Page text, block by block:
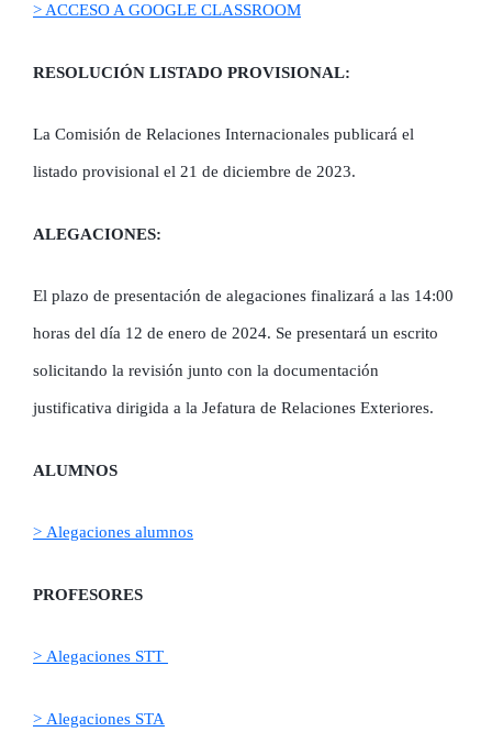
> ACCESO A GOOGLE CLASSROOM
RESOLUCIÓN LISTADO PROVISIONAL:
La Comisión de Relaciones Internacionales publicará el
listado provisional el 21 de diciembre de 2023.
ALEGACIONES:
El plazo de presentación de alegaciones finalizará a las 14:00
horas del día 12 de enero de 2024. Se presentará un escrito
solicitando la revisión junto con la documentación
justificativa dirigida a la Jefatura de Relaciones Exteriores.
ALUMNOS
> Alegaciones alumnos
PROFESORES
> Alegaciones STT
> Alegaciones STA